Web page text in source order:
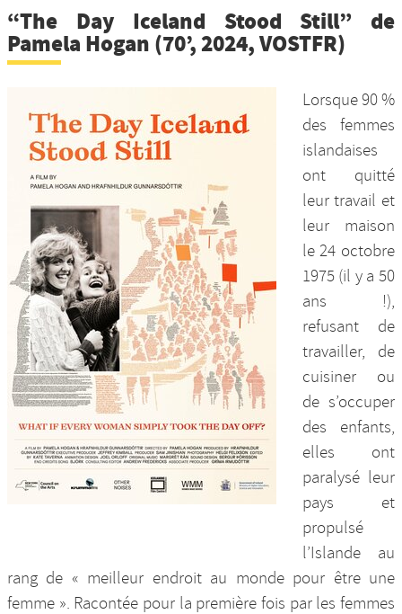
“The Day Iceland Stood Still” de
Pamela Hogan (70’, 2024, VOSTFR)
Lorsque 90 %
des femmes
islandaises
ont quitté
leur travail et
leur maison
le 24 octobre
1975 (il y a 50
ans !),
refusant de
travailler, de
cuisiner ou
de s’occuper
des enfants,
elles ont
paralysé leur
pays et
propulsé
l’Islande au
rang de « meilleur endroit au monde pour être une
femme ». Racontée pour la première fois par les femmes